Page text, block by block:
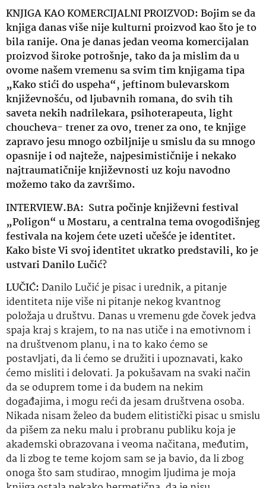
KNJIGA KAO KOMERCIJALNI PROIZVOD: Bojim se da
knjiga danas više nije kulturni proizvod kao što je to
bila ranije. Ona je danas jedan veoma komercijalan
proizvod široke potrošnje, tako da ja mislim da u
ovome našem vremenu sa svim tim knjigama tipa
„Kako stići do uspeha“, jeftinom bulevarskom
književnošću, od ljubavnih romana, do svih tih
saveta nekih nadrilekara, psihoterapeuta, light
choucheva- trener za ovo, trener za ono, te knjige
zapravo jesu mnogo ozbiljnije u smislu da su mnogo
opasnije i od najteže, najpesimističnije i nekako
najtraumatičnije književnosti uz koju navodno
možemo tako da završimo.
INTERVIEW.BA: Sutra počinje književni festival
„Poligon“ u Mostaru, a centralna tema ovogodišnjeg
festivala na kojem ćete uzeti učešće je identitet.
Kako biste Vi svoj identitet ukratko predstavili, ko je
ustvari Danilo Lučić?
LUČIĆ:Danilo Lučić je pisac i urednik, a pitanje
identiteta nije više ni pitanje nekog kvantnog
položaja u društvu. Danas u vremenu gde čovek jedva
spaja kraj s krajem, to na nas utiče i na emotivnom i
na društvenom planu, i na to kako ćemo se
postavljati, da li ćemo se družiti i upoznavati, kako
ćemo misliti i delovati. Ja pokušavam na svaki način
da se oduprem tome i da budem na nekim
događajima, i mogu reći da jesam društvena osoba.
Nikada nisam želeo da budem elitistički pisac u smislu
da pišem za neku malu i probranu publiku koja je
akademski obrazovana i veoma načitana, međutim,
da li zbog te teme kojom sam se ja bavio, da li zbog
onoga što sam studirao, mnogim ljudima je moja